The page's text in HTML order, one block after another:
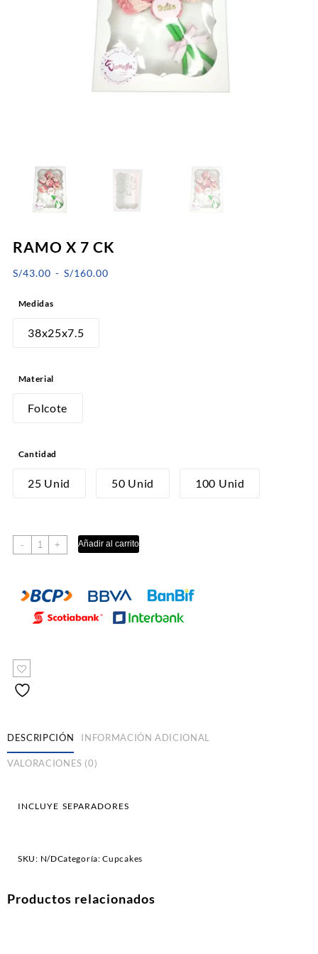
RAMO X 7 CK
S/43.00 - S/160.00Rango
Medidas
38x25x7.5
Material
Folcote
Cantidad
25 Unid 50 Unid 100 Unid
-
RAMO
X
CK
cantidad
+ Añadir al carrito
DESCRIPCIÓN INFORMACIÓN ADICIONAL
VALORACIONES (0)
INCLUYE SEPARADORES
SKU: N/DCategoría:Cupcakes
Productos relacionados